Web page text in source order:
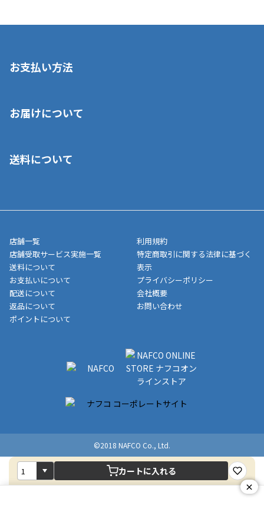
カートに入れる
お支払い方法
いいただくことはできません。ご了承ください。
■代金引換(代引)※手数料がかかります
■商品によっては一部決済方法が使用できない場合がございま
す。
お届けについて
ご注文が確認出来次第、1～4営業日に発送いたします。「お取り
業日にてお引渡しとなります。(離島などの場合、例外もあります)
メーカー直送品など一部商品については、その他商品との購入に
制限がかかる場合がございます。また発送日についても、通常と
異なる場合がございます。対象商品の説明ページをご確認くださ
い。
■店舗受取をご選択いただいた場合
ご注文が確認出来次第、お受取される店舗在庫を使用してご準備
をさせていただきます。店舗に在庫がない場合は店舗よりお取り
いただく場合がございます。店舗準備でのお渡しとなる為、商品
のみの受け渡しとなります。（箱や納品書は付属しておりませ
ん）店舗で準備が出来次第、メールにてご連絡させていただきま
送料について
店舗一覧
店舗受取サービス実施一覧
送料について
お支払いについて
配送について
返品について
ポイントについて
利用規約
特定商取引に関する法律に基づく
表示
プライバシーポリシー
会社概要
お問い合わせ
©2018 NAFCO Co., Ltd.
×